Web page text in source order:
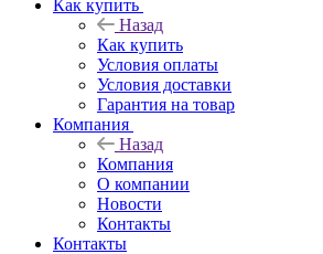
Как купить
Назад
Как купить
Условия оплаты
Условия доставки
Гарантия на товар
Компания
Назад
Компания
О компании
Новости
Контакты
Контакты